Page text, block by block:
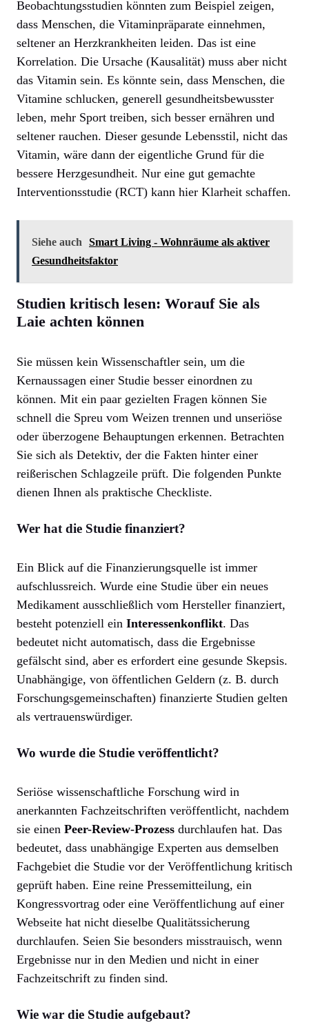
Beobachtungsstudien könnten zum Beispiel zeigen,
dass Menschen, die Vitaminpräparate einnehmen,
seltener an Herzkrankheiten leiden. Das ist eine
Korrelation. Die Ursache (Kausalität) muss aber nicht
das Vitamin sein. Es könnte sein, dass Menschen, die
Vitamine schlucken, generell gesundheitsbewusster
leben, mehr Sport treiben, sich besser ernähren und
seltener rauchen. Dieser gesunde Lebensstil, nicht das
Vitamin, wäre dann der eigentliche Grund für die
bessere Herzgesundheit. Nur eine gut gemachte
Interventionsstudie (RCT) kann hier Klarheit schaffen.
Siehe auch Smart Living - Wohnräume als aktiver
Gesundheitsfaktor
Studien kritisch lesen: Worauf Sie als
Laie achten können
Sie müssen kein Wissenschaftler sein, um die
Kernaussagen einer Studie besser einordnen zu
können. Mit ein paar gezielten Fragen können Sie
schnell die Spreu vom Weizen trennen und unseriöse
oder überzogene Behauptungen erkennen. Betrachten
Sie sich als Detektiv, der die Fakten hinter einer
reißerischen Schlagzeile prüft. Die folgenden Punkte
dienen Ihnen als praktische Checkliste.
Wer hat die Studie finanziert?
Ein Blick auf die Finanzierungsquelle ist immer
aufschlussreich. Wurde eine Studie über ein neues
Medikament ausschließlich vom Hersteller finanziert,
besteht potenziell ein Interessenkonflikt. Das
bedeutet nicht automatisch, dass die Ergebnisse
gefälscht sind, aber es erfordert eine gesunde Skepsis.
Unabhängige, von öffentlichen Geldern (z. B. durch
Forschungsgemeinschaften) finanzierte Studien gelten
als vertrauenswürdiger.
Wo wurde die Studie veröffentlicht?
Seriöse wissenschaftliche Forschung wird in
anerkannten Fachzeitschriften veröffentlicht, nachdem
sie einen Peer-Review-Prozess durchlaufen hat. Das
bedeutet, dass unabhängige Experten aus demselben
Fachgebiet die Studie vor der Veröffentlichung kritisch
geprüft haben. Eine reine Pressemitteilung, ein
Kongressvortrag oder eine Veröffentlichung auf einer
Webseite hat nicht dieselbe Qualitätssicherung
durchlaufen. Seien Sie besonders misstrauisch, wenn
Ergebnisse nur in den Medien und nicht in einer
Fachzeitschrift zu finden sind.
Wie war die Studie aufgebaut?